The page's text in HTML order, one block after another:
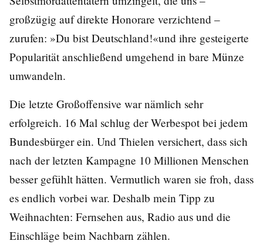
großzügig auf direkte Honorare verzichtend –
zurufen: »Du bist Deutschland!«und ihre gesteigerte
Popularität anschließend umgehend in bare Münze
umwandeln.
Die letzte Großoffensive war nämlich sehr
erfolgreich. 16 Mal schlug der Werbespot bei jedem
Bundesbürger ein. Und Thielen versichert, dass sich
nach der letzten Kampagne 10 Millionen Menschen
besser gefühlt hätten. Vermutlich waren sie froh, dass
es endlich vorbei war. Deshalb mein Tipp zu
Weihnachten: Fernsehen aus, Radio aus und die
Einschläge beim Nachbarn zählen.